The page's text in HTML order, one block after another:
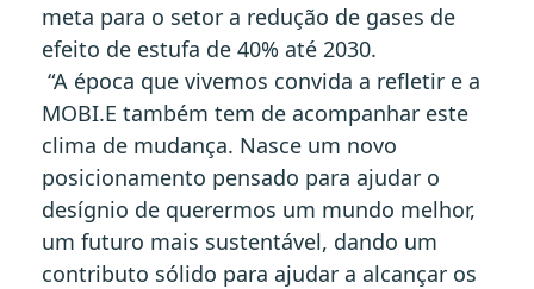
meta para o setor a redução de gases de
efeito de estufa de 40% até 2030.
“A época que vivemos convida a refletir e a
MOBI.E também tem de acompanhar este
clima de mudança. Nasce um novo
posicionamento pensado para ajudar o
desígnio de querermos um mundo melhor,
um futuro mais sustentável, dando um
contributo sólido para ajudar a alcançar os